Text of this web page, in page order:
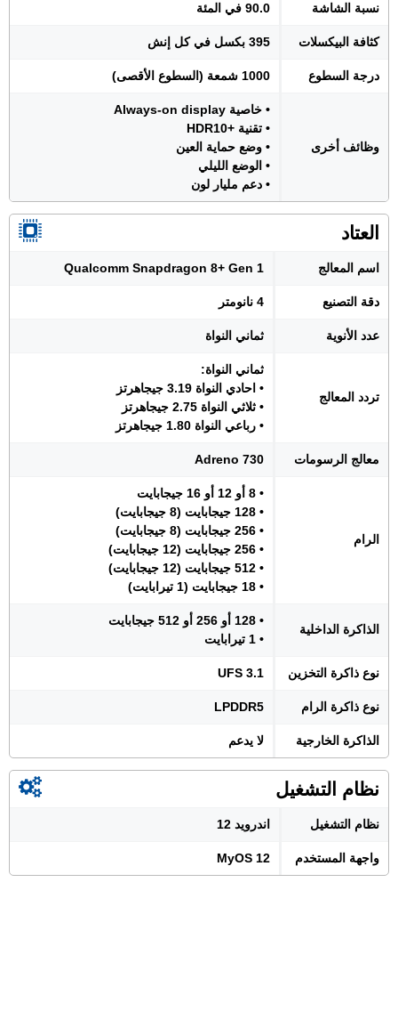
نسبة الشاشة 90.0 في المئة
كثافة البيكسلات 395 بكسل في كل إنش
درجة السطوع 1000 شمعة (السطوع الأقصى)
وظائف أخرى
• خاصية Always-on display
• تقنية +HDR10
• وضع حماية العين
• الوضع الليلي
• دعم مليار لون
العتاد
اسم المعالج Qualcomm Snapdragon 8+ Gen 1
دقة التصنيع 4 نانومتر
عدد الأنوية ثماني النواة
تردد المعالج
ثماني النواة:
• احادي النواة 3.19 جيجاهرتز
• ثلاثي النواة 2.75 جيجاهرتز
• رباعي النواة 1.80 جيجاهرتز
معالج الرسومات Adreno 730
الرام
• 8 أو 12 أو 16 جيجابايت
• 128 جيجابايت (8 جيجابايت)
• 256 جيجابايت (8 جيجابايت)
• 256 جيجابايت (12 جيجابايت)
• 512 جيجابايت (12 جيجابايت)
• 18 جيجابايت (1 تيرابايت)
الذاكرة الداخلية
• 128 أو 256 أو 512 جيجابايت
• 1 تيرابايت
نوع ذاكرة التخزين UFS 3.1
نوع ذاكرة الرام LPDDR5
الذاكرة الخارجية لا يدعم
نظام التشغيل
نظام التشغيل اندرويد 12
واجهة المستخدم MyOS 12